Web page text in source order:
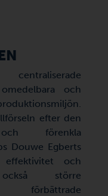
och
efter den
förenkla
Douwe Egberts
och
större
förbättrade